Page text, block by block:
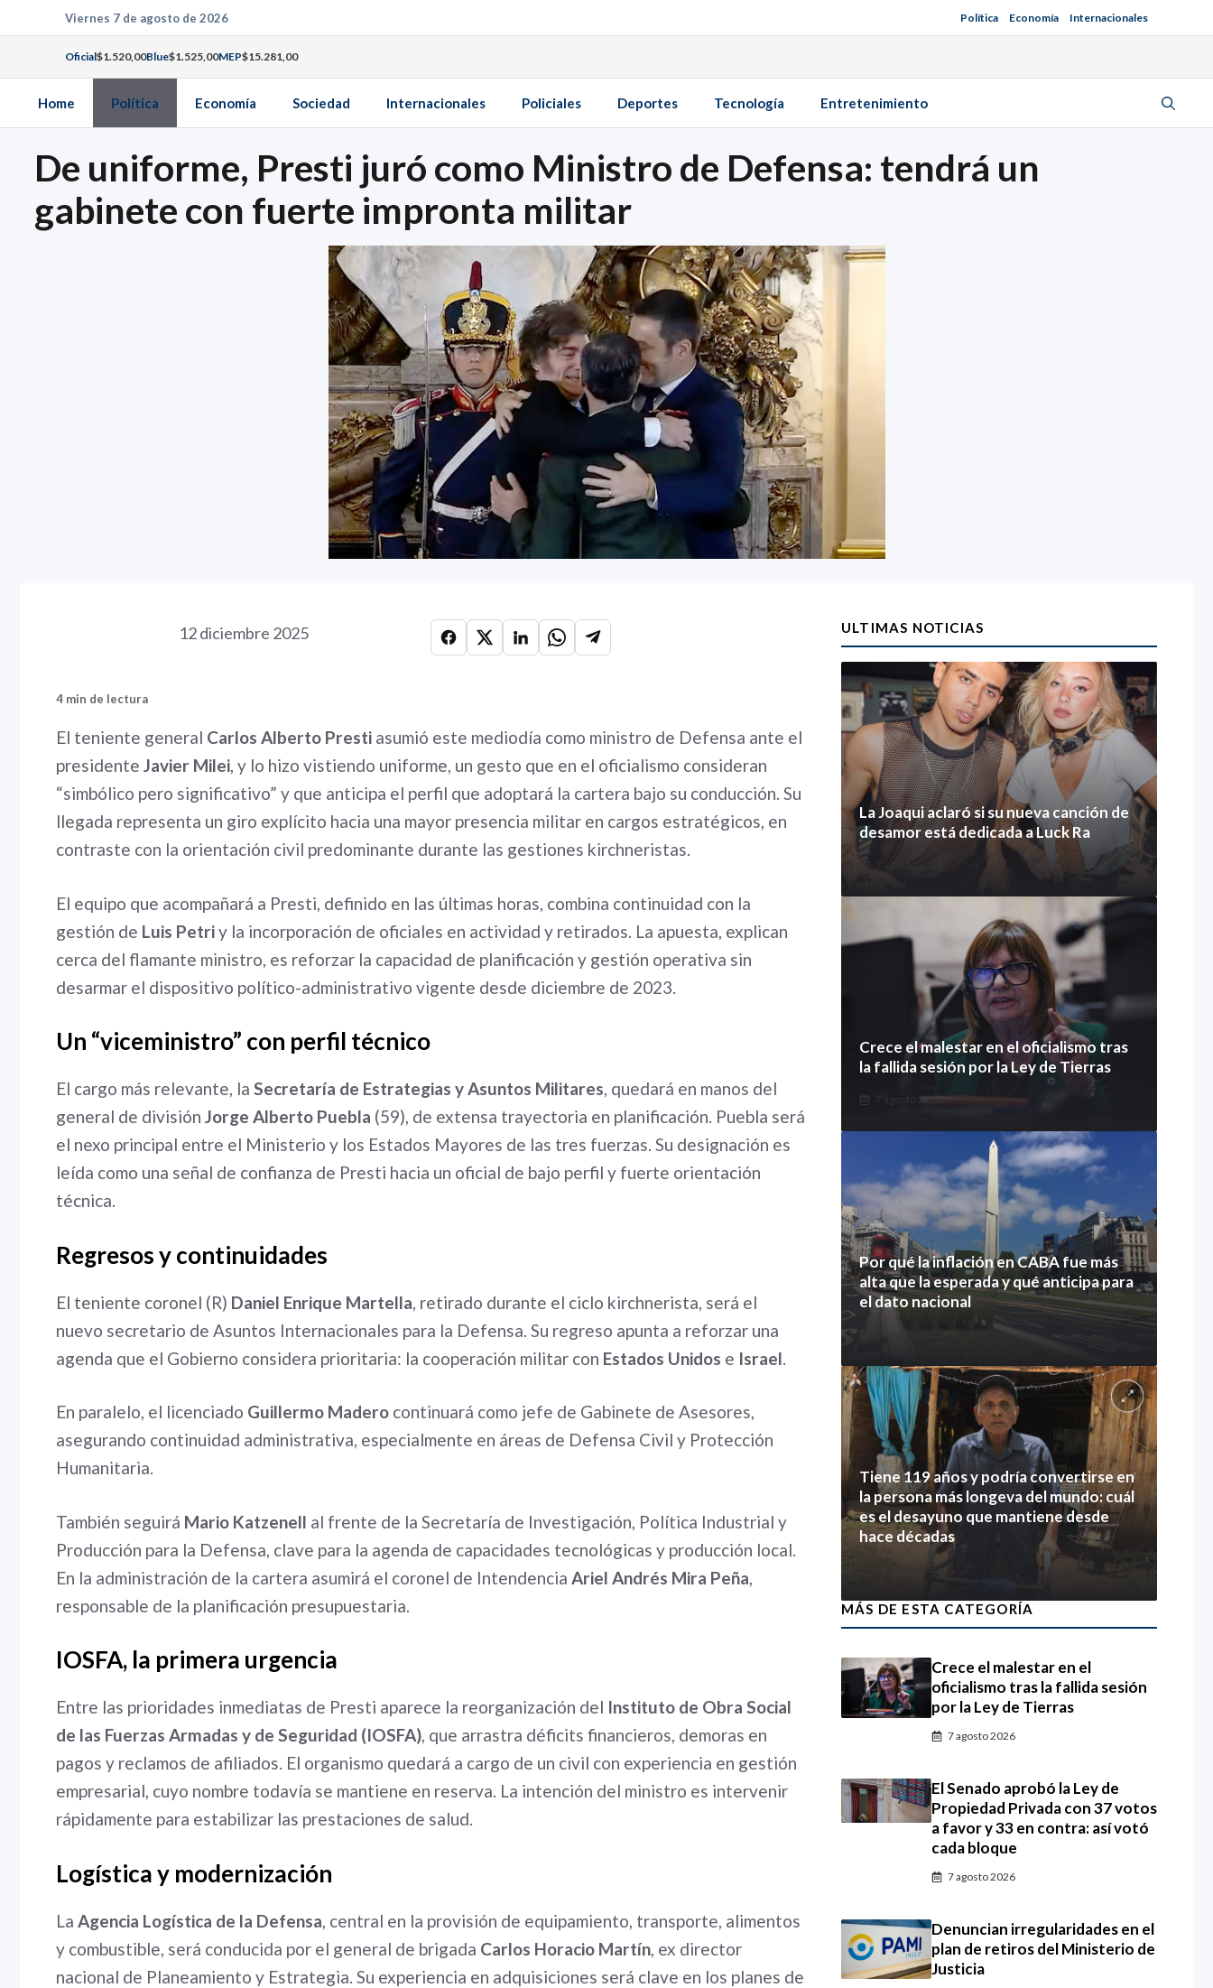
al
contenido
Viernes 7 de agosto de 2026 Política Economía Internacionales
Oficial$1.520,00Blue$1.525,00MEP$15.281,00
Home Política Economía Sociedad Internacionales Policiales Deportes Tecnología Entretenimiento
De uniforme, Presti juró como Ministro de Defensa: tendrá un
gabinete con fuerte impronta militar
12 diciembre 2025
4 min de lectura
El teniente general Carlos Alberto Presti asumió este mediodía como ministro de Defensa ante el
presidente Javier Milei, y lo hizo vistiendo uniforme, un gesto que en el oficialismo consideran
“simbólico pero significativo” y que anticipa el perfil que adoptará la cartera bajo su conducción. Su
llegada representa un giro explícito hacia una mayor presencia militar en cargos estratégicos, en
contraste con la orientación civil predominante durante las gestiones kirchneristas.
El equipo que acompañará a Presti, definido en las últimas horas, combina continuidad con la
gestión de Luis Petriy la incorporación de oficiales en actividad y retirados. La apuesta, explican
cerca del flamante ministro, es reforzar la capacidad de planificación y gestión operativa sin
desarmar el dispositivo político-administrativo vigente desde diciembre de 2023.
Un “viceministro” con perfil técnico
El cargo más relevante, la Secretaría de Estrategias y Asuntos Militares, quedará en manos del
general de división Jorge Alberto Puebla (59), de extensa trayectoria en planificación. Puebla será
el nexo principal entre el Ministerio y los Estados Mayores de las tres fuerzas. Su designación es
leída como una señal de confianza de Presti hacia un oficial de bajo perfil y fuerte orientación
técnica.
Regresos y continuidades
El teniente coronel (R) Daniel Enrique Martella , retirado durante el ciclo kirchnerista, será el
nuevo secretario de Asuntos Internacionales para la Defensa. Su regreso apunta a reforzar una
agenda que el Gobierno considera prioritaria: la cooperación militar con Estados Unidos e Israel
En paralelo, el licenciado Guillermo Madero continuará como jefe de Gabinete de Asesores,
asegurando continuidad administrativa, especialmente en áreas de Defensa Civil y Protección
Humanitaria.
También seguirá Mario Katzenell al frente de la Secretaría de Investigación, Política Industrial y
Producción para la Defensa, clave para la agenda de capacidades tecnológicas y producción local.
En la administración de la cartera asumirá el coronel de Intendencia Ariel Andrés Mira Peña
responsable de la planificación presupuestaria.
IOSFA, la primera urgencia
Entre las prioridades inmediatas de Presti aparece la reorganización del Instituto de Obra Social
de las Fuerzas Armadas y de Seguridad (IOSFA), que arrastra déficits financieros, demoras en
pagos y reclamos de afiliados. El organismo quedará a cargo de un civil con experiencia en gestión
empresarial, cuyo nombre todavía se mantiene en reserva. La intención del ministro es intervenir
rápidamente para estabilizar las prestaciones de salud.
Logística y modernización
La Agencia Logística de la Defensa , central en la provisión de equipamiento, transporte, alimentos
y combustible, será conducida por el general de brigada Carlos Horacio Martín , ex director
nacional de Planeamiento y Estrategia. Su experiencia en adquisiciones será clave en los planes de
ULTIMAS NOTICIAS
La Joaqui aclaró si su nueva canción de
desamor está dedicada a Luck Ra
7 agosto 2026
Crece el malestar en el oficialismo tras
la fallida sesión por la Ley de Tierras
7 agosto 2026
Por qué la inflación en CABA fue más
alta que la esperada y qué anticipa para
el dato nacional
Tiene 119 años y podría convertirse en
la persona más longeva del mundo: cuál
es el desayuno que mantiene desde
hace décadas
7 agosto 2026
MÁS DE ESTA CATEGORÍA
Crece el malestar en el
oficialismo tras la fallida sesión
por la Ley de Tierras
7 agosto 2026
El Senado aprobó la Ley de
Propiedad Privada con 37 votos
a favor y 33 en contra: así votó
cada bloque
7 agosto 2026
Denuncian irregularidades en el
plan de retiros del Ministerio de
Justicia